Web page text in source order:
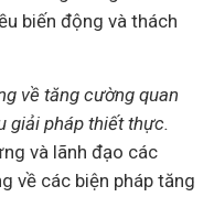
biến động và thách
về tăng cường quan
giải pháp thiết thực.
và lãnh đạo các
về các biện pháp tăng